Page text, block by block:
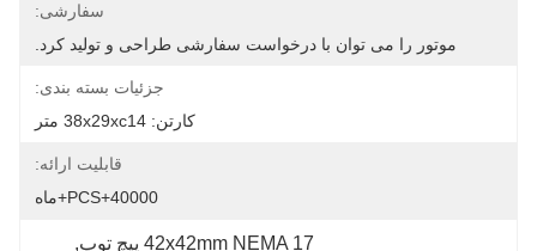
سفارشی:
موتور را می توان با درخواست سفارشی طراحی و تولید کرد.
جزئیات بسته بندی:
کارتن: 38x29xc14 متر
قابلیت ارائه:
40000+PCS+ماه
42x42mm NEMA 17 پیچ توپ
,